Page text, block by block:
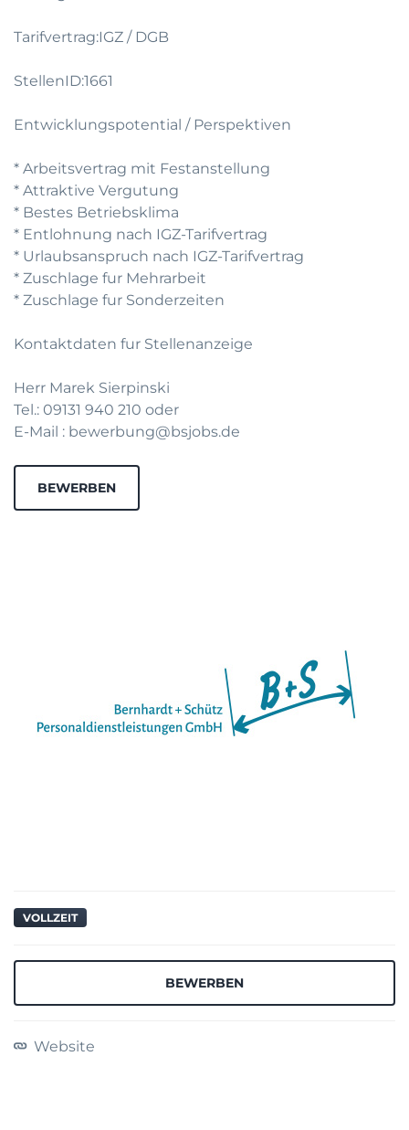
Tarifvertrag:IGZ / DGB
StellenID:1661
Entwicklungspotential / Perspektiven
* Arbeitsvertrag mit Festanstellung
* Attraktive Vergutung
* Bestes Betriebsklima
* Entlohnung nach IGZ-Tarifvertrag
* Urlaubsanspruch nach IGZ-Tarifvertrag
* Zuschlage fur Mehrarbeit
* Zuschlage fur Sonderzeiten
Kontaktdaten fur Stellenanzeige
Herr Marek Sierpinski
Tel.: 09131 940 210 oder
E-Mail : bewerbung@bsjobs.de
BEWERBEN
VOLLZEIT
BEWERBEN
Website